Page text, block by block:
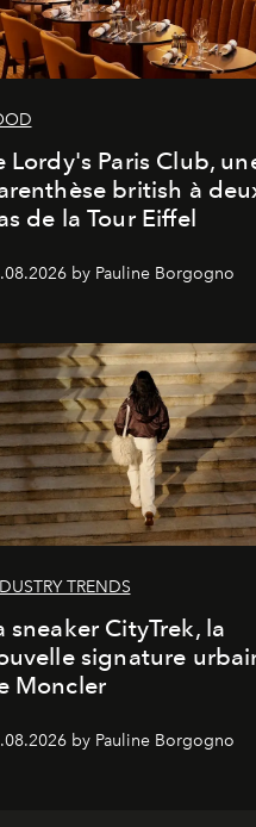
Lordy's Paris Club,
british à
de la Tour Eiffel
by Pauline Borgogno
TRENDS
sneaker CityTrek, la
signature
Moncler
by Pauline Borgogno